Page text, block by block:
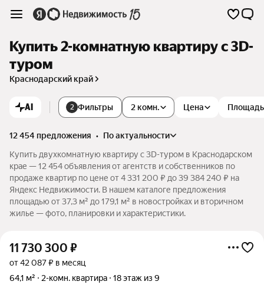
Купить 2-комнатную квартиру c 3D-
туром
Краснодарский край
AI 2 Фильтры 2 комн. Цена Площадь
12 454 предложения •
по актуальности
Купить двухкомнатную квартиру c 3D-туром в Краснодарском
крае — 12 454 объявления от агентств и собственников по
продаже квартир по цене от 4 331 200 ₽ до 39 384 240 ₽ на
Яндекс Недвижимости. В нашем каталоге предложения
площадью от 37,3 м² до 179,1 м² в новостройках и вторичном
жилье — фото, планировки и характеристики.
11 730 300 ₽
от 42 087 ₽ в месяц
64,1 м²
2-комн. квартира 18 этаж из 9